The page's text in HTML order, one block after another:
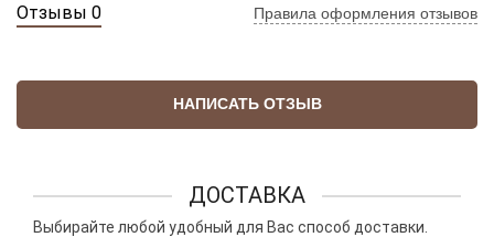
Отзывы 0 Правила оформления отзывов
НАПИСАТЬ ОТЗЫВ
ДОСТАВКА
Выбирайте любой удобный для Вас способ доставки.